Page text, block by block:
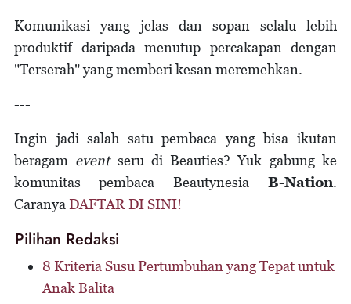
Komunikasi yang jelas dan sopan selalu lebih
produktif daripada menutup percakapan dengan
"Terserah" yang memberi kesan meremehkan.
---
Ingin jadi salah satu pembaca yang bisa ikutan
beragam eventseru di Beauties? Yuk gabung ke
komunitas pembaca Beautynesia B-Nation.
Caranya DAFTAR DI SINI!
Pilihan Redaksi
8 Kriteria Susu Pertumbuhan yang Tepat untuk
Anak Balita